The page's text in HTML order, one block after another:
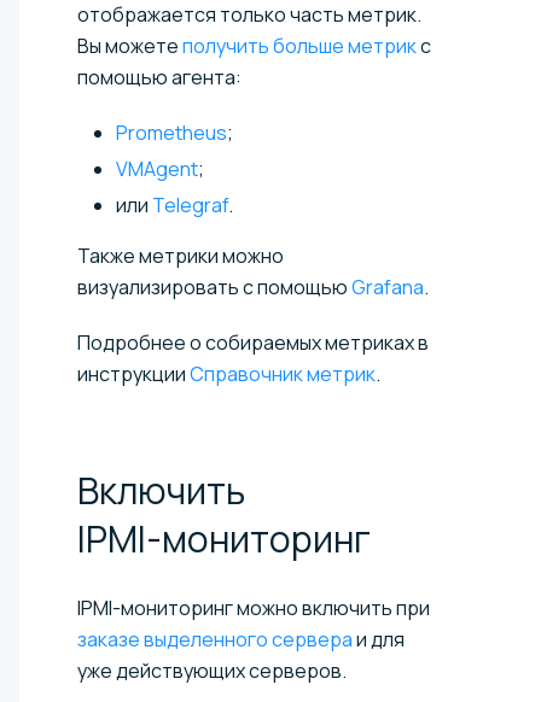
отображается только часть метрик.
Вы можетеполучить больше метрикс
помощью агента:
Prometheus;
VMAgent;
или Telegraf.
Также метрики можно
визуализировать с помощьюGrafana.
Подробнее о собираемых метриках в
инструкцииСправочник метрик.
Включить
IPMI-мониторинг
IPMI-мониторинг можно включить при
заказе выделенного сервераи для
уже действующих серверов.